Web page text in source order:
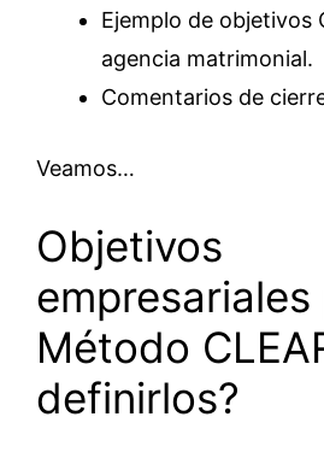
Ejemplo de objetivos
agencia matrimonial.
Comentarios de
Veamos…
Objetivos
empresariales
Método
definirlos?